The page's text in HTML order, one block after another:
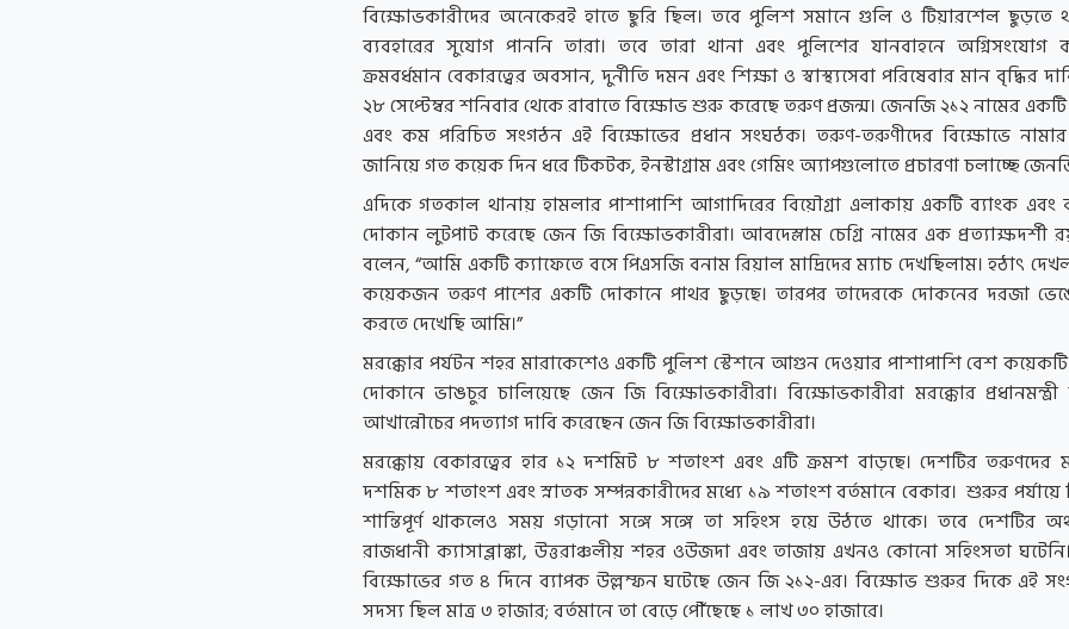
বিক্ষোভকারীদের অনেকেরই হাতে ছুরি ছিল। তবে পুলিশ সমানে গুলি ও টিয়ারশেল ছুড়তে
ব্যবহারের সুযোগ পাননি তারা। তবে তারা থানা এবং পুলিশের যানবাহনে অগ্নিসংযোগ
ক্রমবর্ধমান বেকারত্বের অবসান, দুর্নীতি দমন এবং শিক্ষা ও স্বাস্থ্যসেবা পরিষেবার মান বৃদ্ধির
২৮ সেপ্টেম্বর শনিবার থেকে রাবাতে বিক্ষোভ শুরু করেছে তরুণ প্রজন্ম। জেনজি ২১২ নামের
এবং কম পরিচিত সংগঠন এই বিক্ষোভের প্রধান সংঘঠক। তরুণ-তরুণীদের বিক্ষোভে
জানিয়ে গত কয়েক দিন ধরে টিকটক, ইনস্টাগ্রাম এবং গেমিং অ্যাপগুলোতে প্রচারণা চলাচ্ছে
এদিকে গতকাল থানায় হামলার পাশাপাশি আগাদিরের বিয়ৌগ্রা এলাকায় একটি ব্যাংক এবং
দোকান লুটপাট করেছে জেন জি বিক্ষোভকারীরা। আবদেস্লাম চেগ্রি নামের এক প্রত্যাক্ষদর্শী
বলেন, “আমি একটি ক্যাফেতে বসে পিএসজি বনাম রিয়াল মাদ্রিদের ম্যাচ দেখছিলাম। হঠাৎ
কয়েকজন তরুণ পাশের একটি দোকানে পাথর ছুড়ছে। তারপর তাদেরকে দোকনের দরজা
করতে দেখেছি আমি।”
মরক্কোর পর্যটন শহর মারাকেশেও একটি পুলিশ স্টেশনে আগুন দেওয়ার পাশাপাশি বেশ
দোকানে ভাঙচুর চালিয়েছে জেন জি বিক্ষোভকারীরা। বিক্ষোভকারীরা মরক্কোর
আখান্নৌচের পদত্যাগ দাবি করেছেন জেন জি বিক্ষোভকারীরা।
মরক্কোয় বেকারত্বের হার ১২ দশমিট ৮ শতাংশ এবং এটি ক্রমশ বাড়ছে। দেশটির তরুণদের
দশমিক ৮ শতাংশ এবং স্নাতক সম্পন্নকারীদের মধ্যে ১৯ শতাংশ বর্তমানে বেকার। শুরুর
শান্তিপূর্ণ থাকলেও সময় গড়ানো সঙ্গে সঙ্গে তা সহিংস হয়ে উঠতে থাকে। তবে দেশটির
রাজধানী ক্যাসাব্লাঙ্কা, উত্তরাঞ্চলীয় শহর ওউজদা এবং তাজায় এখনও কোনো সহিংসতা
বিক্ষোভের গত ৪ দিনে ব্যাপক উল্লম্ফন ঘটেছে জেন জি ২১২-এর। বিক্ষোভ শুরুর দিকে এই
সদস্য ছিল মাত্র ৩ হাজার; বর্তমানে তা বেড়ে পৌঁছেছে ১ লাখ ৩০ হাজারে।